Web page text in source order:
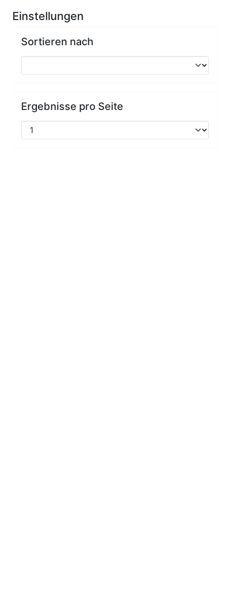
Einstellungen
Sortieren nach
Ergebnisse pro Seite